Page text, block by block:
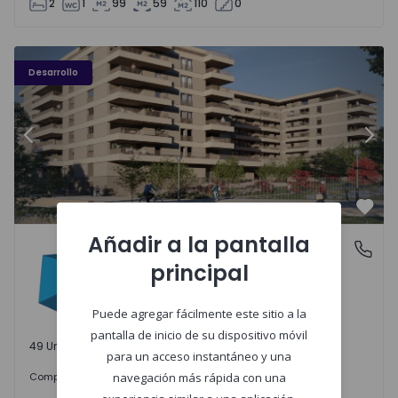
2 1 99 59 110 0
Desarrollo
PLENO JARDIM - 3
Anterior
Águas Santas, PortoPLENO JARDIM
Águas Santas, Porto
49 Unidades disponibles
Comprar 242.000 €
Añadir a la pantalla
principal
Puede agregar fácilmente este sitio a la
pantalla de inicio de su dispositivo móvil
para un acceso instantáneo y una
navegación más rápida con una